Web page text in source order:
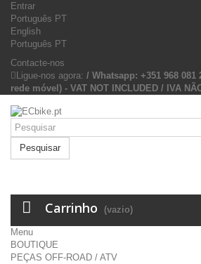
Entrar
Português PT
English
Português PT
Contacte-nos
Ligue-nos agora: / Whatsapp: +351 968 081
rede móvel) - VAT NOT INCLUDED / IVA
Pesquisar
Carrinho (vazio)
Menu
BOUTIQUE
PEÇAS OFF-ROAD / ATV